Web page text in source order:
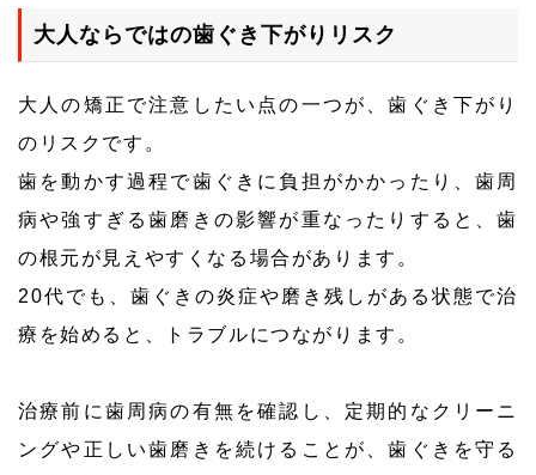
大人ならではの歯ぐき下がりリスク
大人の矯正で注意したい点の一つが、歯ぐき下がり
のリスクです。
歯を動かす過程で歯ぐきに負担がかかったり、歯周
病や強すぎる歯磨きの影響が重なったりすると、歯
の根元が見えやすくなる場合があります。
20代でも、歯ぐきの炎症や磨き残しがある状態で治
療を始めると、トラブルにつながります。
治療前に歯周病の有無を確認し、定期的なクリーニ
ングや正しい歯磨きを続けることが、歯ぐきを守る